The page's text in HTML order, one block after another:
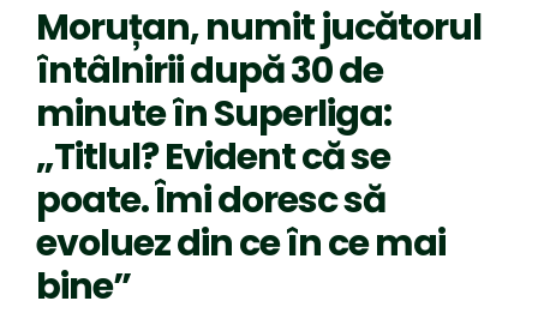
Moruțan, numit jucătorul
întâlnirii după 30 de
minute în Superliga:
„Titlul? Evident că se
poate. Îmi doresc să
evoluez din ce în ce mai
bine”